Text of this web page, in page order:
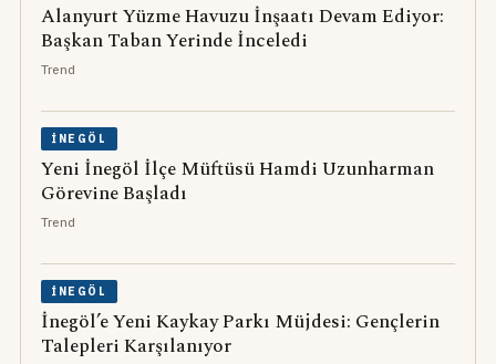
Alanyurt Yüzme Havuzu İnşaatı Devam Ediyor:
Başkan Taban Yerinde İnceledi
Trend
İNEGÖL
Yeni İnegöl İlçe Müftüsü Hamdi Uzunharman
Görevine Başladı
Trend
İNEGÖL
İnegöl’e Yeni Kaykay Parkı Müjdesi: Gençlerin
Talepleri Karşılanıyor